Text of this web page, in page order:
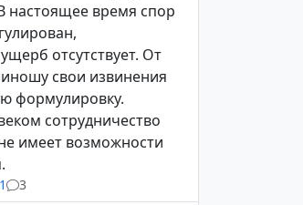
настоящее время спор
отсутствует. От
свои извинения
формулировку.
сотрудничество
имеет возможности
3